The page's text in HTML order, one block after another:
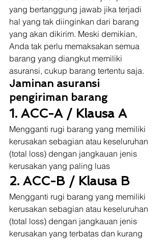
yang bertanggung jawab jika terjadi
hal yang tak diinginkan dari barang
yang akan dikirim. Meski demikian,
Anda tak perlu memaksakan semua
barang yang diangkut memiliki
asuransi, cukup barang tertentu saja.
Jaminan asuransi
pengiriman barang
1. ACC-A / Klausa A
Mengganti rugi barang yang memiliki
kerusakan sebagian atau keseluruhan
(total loss) dengan jangkauan jenis
kerusakan yang paling luas
2. ACC-B / Klausa B
Mengganti rugi barang yang memiliki
kerusakan sebagian atau keseluruhan
(total loss) dengan jangkauan jenis
kerusakan yang terbatas dan kurang